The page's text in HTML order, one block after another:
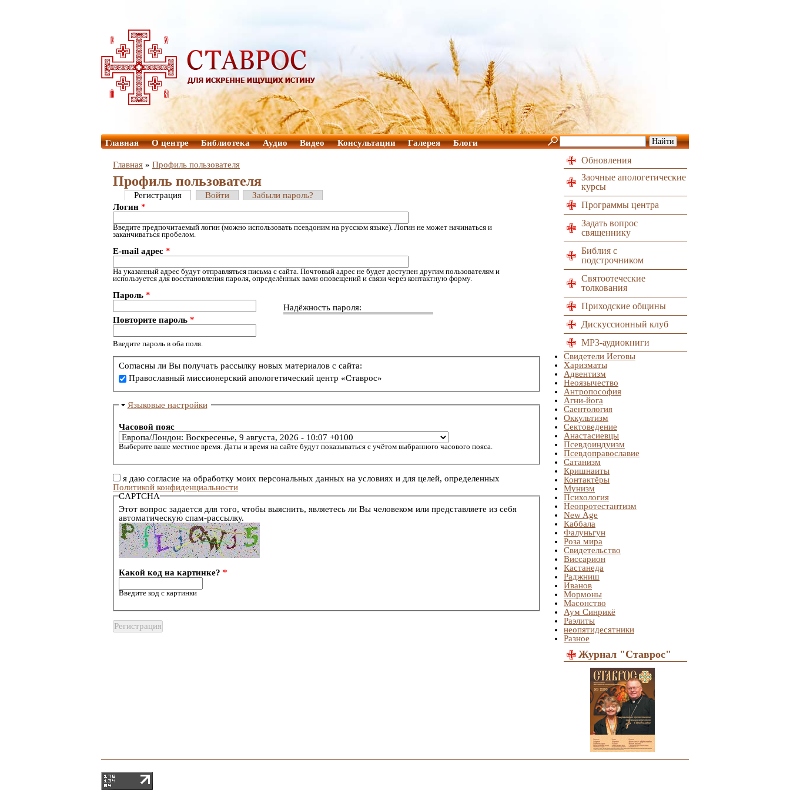
Главная О центре Библиотека Аудио Видео Консультации Галерея Блоги
Главная » Профиль пользователя
Профиль пользователя
Регистрация Войти
Забыли пароль?
Логин *
Введите предпочитаемый логин (можно использовать псевдоним на русском языке). Логин не может начинаться и
заканчиваться пробелом.
E-mail адрес *
На указанный адрес будут отправляться письма с сайта. Почтовый адрес не будет доступен другим пользователям и
используется для восстановления пароля, определённых вами оповещений и связи через контактную форму.
Надёжность пароля:
Пароль *
Повторите пароль *
Введите пароль в оба поля.
Согласны ли Вы получать рассылку новых материалов с сайта:
Православный миссионерский апологетический центр «Ставрос»
Языковые настройки
Часовой пояс
Выберите ваше местное время. Даты и время на сайте будут показываться с учётом выбранного часового пояса.
я даю согласие на обработку моих персональных данных на условиях и для целей, определенных
Политикой конфиденциальности
CAPTCHA
Этот вопрос задается для того, чтобы выяснить, являетесь ли Вы человеком или представляете из себя
автоматическую спам-рассылку.
Какой код на картинке? *
Введите код с картинки
Обновления
Заочные апологетические
курсы
Программы центра
Задать вопрос
священнику
Библия с
подстрочником
Святоотеческие
толкования
Приходские общины
Дискуссионный клуб
MP3-аудиокниги
Свидетели Иеговы
Харизматы
Адвентизм
Неоязычество
Антропософия
Агни-йога
Саентология
Оккультизм
Сектоведение
Анастасиевцы
Псевдоиндуизм
Псевдоправославие
Сатанизм
Кришнаиты
Контактёры
Мунизм
Психология
Неопротестантизм
New Age
Каббала
Фалуньгун
Роза мира
Свидетельство
Виссарион
Кастанеда
Раджниш
Иванов
Мормоны
Масонство
Аум Синрикё
Раэлиты
неопятидесятники
Разное
Журнал "Ставрос"